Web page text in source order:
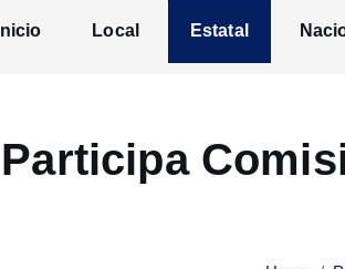
Inicio Local Estatal
Participa